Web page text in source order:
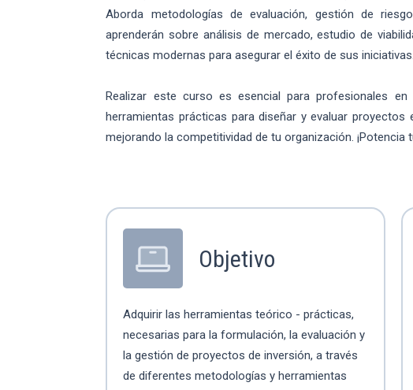
Aborda metodologías de evaluación, gestión de
aprenderán sobre análisis de mercado, estudio de
técnicas modernas para asegurar el éxito de sus iniciativas.
Realizar este curso es esencial para profesionales en
herramientas prácticas para diseñar y evaluar
mejorando la competitividad de tu organización.
Objetivo
Adquirir las herramientas teórico - prácticas,
necesarias para la formulación, la evaluación y
la gestión de proyectos de inversión, a través
de diferentes metodologías y herramientas